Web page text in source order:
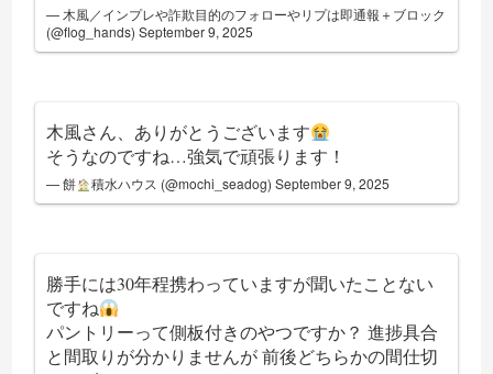
— 木風／インプレや詐欺目的のフォローやリプは即通報＋ブロック
(@flog_hands)September 9, 2025
木風さん、ありがとうございます
そうなのですね…強気で頑張ります！
— 餅 積水ハウス (@mochi_seadog) September 9, 2025
勝手には30年程携わっていますが聞いたことない
ですね
パントリーって側板付きのやつですか？ 進捗具合
と間取りが分かりませんが 前後どちらかの間仕切